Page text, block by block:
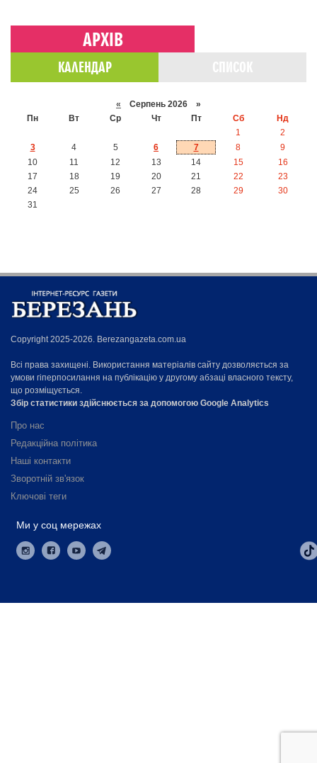
АРХІВ
КАЛЕНДАР
« Серпень 2026 »
Пн
Вт Ср Чт Пт Сб
Нд
1
2
3
4 5 6 7 8
9
10
11 12 13 14 15
16
17
18 19 20 21 22
23
24
25 26 27 28 29
30
31
Copyright 2025-2026. Berezangazeta.com.ua
Всі права захищені. Використання матеріалів сайту дозволяється за
умови гіперпосилання на публікацію у другому абзаці власного тексту,
що розміщується.
Збір статистики здійснюється за допомогою Google Analytics
Про нас
Редакційна політика
Наші контакти
Зворотній зв'язок
Ключові теги
Ми у соц мережах